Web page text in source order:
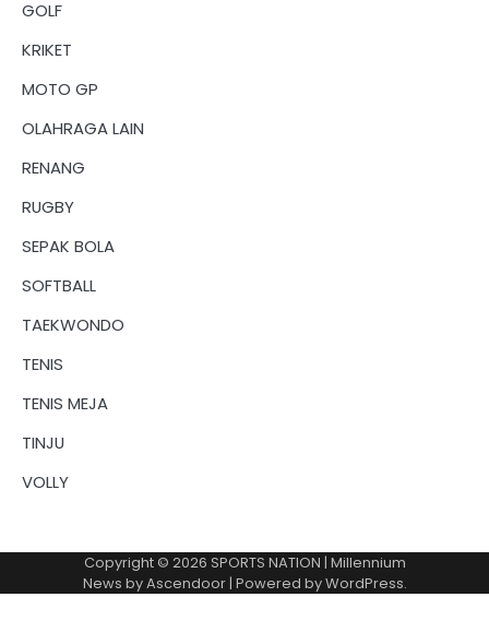
GOLF
KRIKET
MOTO GP
OLAHRAGA LAIN
RENANG
RUGBY
SEPAK BOLA
SOFTBALL
TAEKWONDO
TENIS
TENIS MEJA
TINJU
VOLLY
Copyright © 2026 SPORTS NATION | Millennium
News byAscendoor| Powered byWordPress.